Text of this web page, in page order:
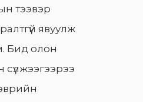
тээвэр
явуулж
Бид олон